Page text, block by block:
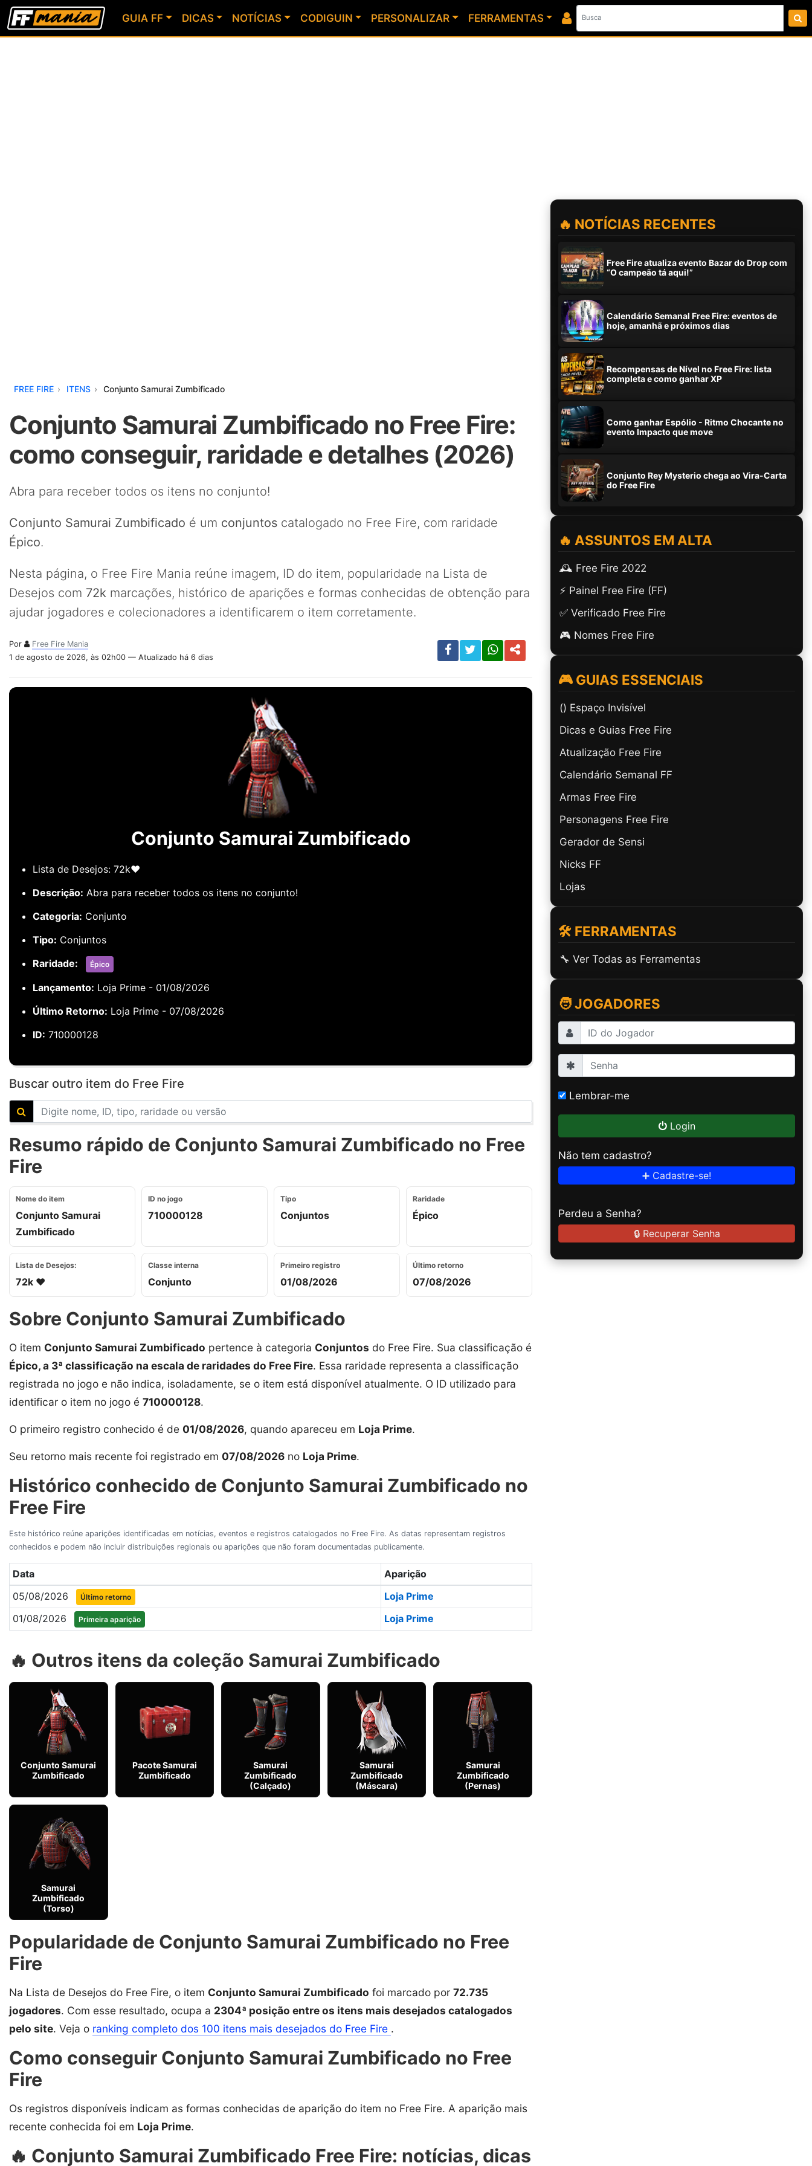
GUIA FF DICAS NOTÍCIAS CODIGUIN PERSONALIZAR FERRAMENTAS
FREE FIRE ITENS Conjunto Samurai Zumbificado
Conjunto Samurai Zumbificado no Free Fire:
como conseguir, raridade e detalhes (2026)
Abra para receber todos os itens no conjunto!
Conjunto Samurai Zumbificado é um conjuntos catalogado no Free Fire, com raridade
Épico.
Nesta página, o Free Fire Mania reúne imagem, ID do item, popularidade na Lista de
Desejos com 72k marcações, histórico de aparições e formas conhecidas de obtenção para
ajudar jogadores e colecionadores a identificarem o item corretamente.
Por
Free Fire Mania
1 de agosto de 2026, às 02h00 — Atualizado há 6 dias
Conjunto Samurai Zumbificado
Lista de Desejos: 72k❤️
Descrição: Abra para receber todos os itens no conjunto!
Categoria: Conjunto
Tipo: Conjuntos
Raridade:
Épico
Lançamento: Loja Prime - 01/08/2026
Último Retorno: Loja Prime - 07/08/2026
ID: 710000128
Buscar outro item do Free Fire
Resumo rápido de Conjunto Samurai Zumbificado no Free
Fire
Nome do item
Conjunto Samurai
Zumbificado
ID no jogo
710000128
Tipo
Conjuntos
Raridade
Épico
Lista de Desejos:
72k ❤️
Classe interna
Conjunto
Primeiro registro
01/08/2026
Último retorno
07/08/2026
Sobre Conjunto Samurai Zumbificado
O item Conjunto Samurai Zumbificado pertence à categoria Conjuntos do Free Fire. Sua classificação é
Épico, a 3ª classificação na escala de raridades do Free Fire. Essa raridade representa a classificação
registrada no jogo e não indica, isoladamente, se o item está disponível atualmente. O ID utilizado para
identificar o item no jogo é 710000128.
O primeiro registro conhecido é de 01/08/2026, quando apareceu em Loja Prime.
Seu retorno mais recente foi registrado em 07/08/2026 no Loja Prime.
Histórico conhecido de Conjunto Samurai Zumbificado no
Free Fire
Este histórico reúne aparições identificadas em notícias, eventos e registros catalogados no Free Fire. As datas representam registros
conhecidos e podem não incluir distribuições regionais ou aparições que não foram documentadas publicamente.
Data
Aparição
05/08/2026
Último retorno
Loja Prime
01/08/2026
Primeira aparição Loja Prime
🔥 Outros itens da coleção Samurai Zumbificado
Conjunto Samurai
Zumbificado
Pacote Samurai
Zumbificado
Samurai
Zumbificado
(Calçado)
Samurai
Zumbificado
(Máscara)
Samurai
Zumbificado
(Pernas)
Samurai
Zumbificado
(Torso)
Popularidade de Conjunto Samurai Zumbificado no Free
Fire
Na Lista de Desejos do Free Fire, o item Conjunto Samurai Zumbificado foi marcado por 72.735
jogadores. Com esse resultado, ocupa a 2304ª posição entre os itens mais desejados catalogados
pelo site. Veja o ranking completo dos 100 itens mais desejados do Free Fire .
Como conseguir Conjunto Samurai Zumbificado no Free
Fire
Os registros disponíveis indicam as formas conhecidas de aparição do item no Free Fire. A aparição mais
recente conhecida foi em Loja Prime.
🔥 Conjunto Samurai Zumbificado Free Fire: notícias, dicas
🔥 NOTÍCIAS RECENTES
Free Fire atualiza evento Bazar do Drop com
“O campeão tá aqui!”
Calendário Semanal Free Fire: eventos de
hoje, amanhã e próximos dias
Recompensas de Nível no Free Fire: lista
completa e como ganhar XP
Como ganhar Espólio - Ritmo Chocante no
evento Impacto que move
Conjunto Rey Mysterio chega ao Vira-Carta
do Free Fire
🔥 ASSUNTOS EM ALTA
🕰️ Free Fire 2022
⚡ Painel Free Fire (FF)
✅ Verificado Free Fire
🎮 Nomes Free Fire
🎮 GUIAS ESSENCIAIS
(ㅤ) Espaço Invisível
Dicas e Guias Free Fire
Atualização Free Fire
Calendário Semanal FF
Armas Free Fire
Personagens Free Fire
Gerador de Sensi
Nicks FF
Lojas
🛠️ FERRAMENTAS
🔧 Ver Todas as Ferramentas
🧑 JOGADORES
Lembrar-me
Login
Não tem cadastro?
➕ Cadastre-se!
Perdeu a Senha?
🔒 Recuperar Senha